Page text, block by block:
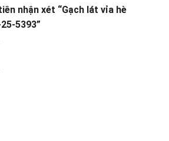
nhận xét “Gạch lát vỉa hè
5393”